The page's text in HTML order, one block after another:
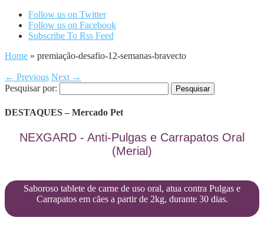
Follow us on Twitter
Follow us on Facebook
Subscribe To Rss Feed
Home » premiação-desafio-12-semanas-bravecto
← Previous Next →
Pesquisar por:
DESTAQUES – Mercado Pet
NEXGARD - Anti-Pulgas e Carrapatos Oral
(Merial)
Saboroso tablete de carne de uso oral, atua contra Pulgas e
Carrapatos em cães a partir de 2kg, durante 30 dias.